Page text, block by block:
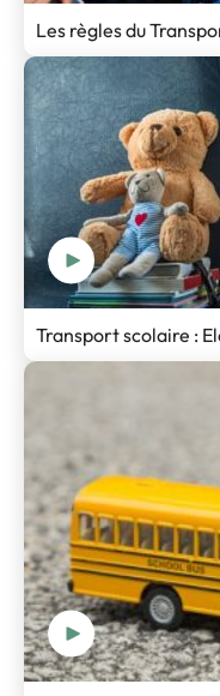
Les règles du
Transport scolaire :